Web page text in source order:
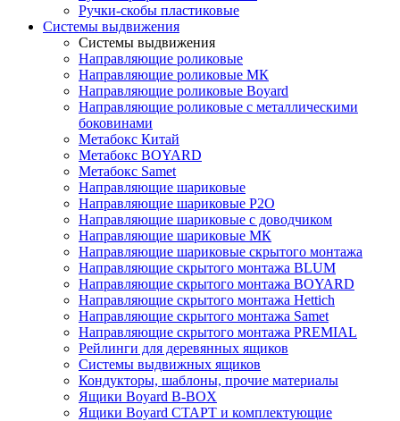
Ручки-скобы пластиковые
Системы выдвижения
Системы выдвижения
Направляющие роликовые
Направляющие роликовые МК
Направляющие роликовые Boyard
Направляющие роликовые с металлическими
боковинами
Метабокс Китай
Метабокс BOYARD
Метабокс Samet
Направляющие шариковые
Направляющие шариковые P2O
Направляющие шариковые с доводчиком
Направляющие шариковые МК
Направляющие шариковые скрытого монтажа
Направляющие скрытого монтажа BLUM
Направляющие скрытого монтажа BOYARD
Направляющие скрытого монтажа Hettich
Направляющие скрытого монтажа Samet
Направляющие скрытого монтажа PREMIAL
Рейлинги для деревянных ящиков
Системы выдвижных ящиков
Кондукторы, шаблоны, прочие материалы
Ящики Boyard B-BOX
Ящики Boyard СТАРТ и комплектующие